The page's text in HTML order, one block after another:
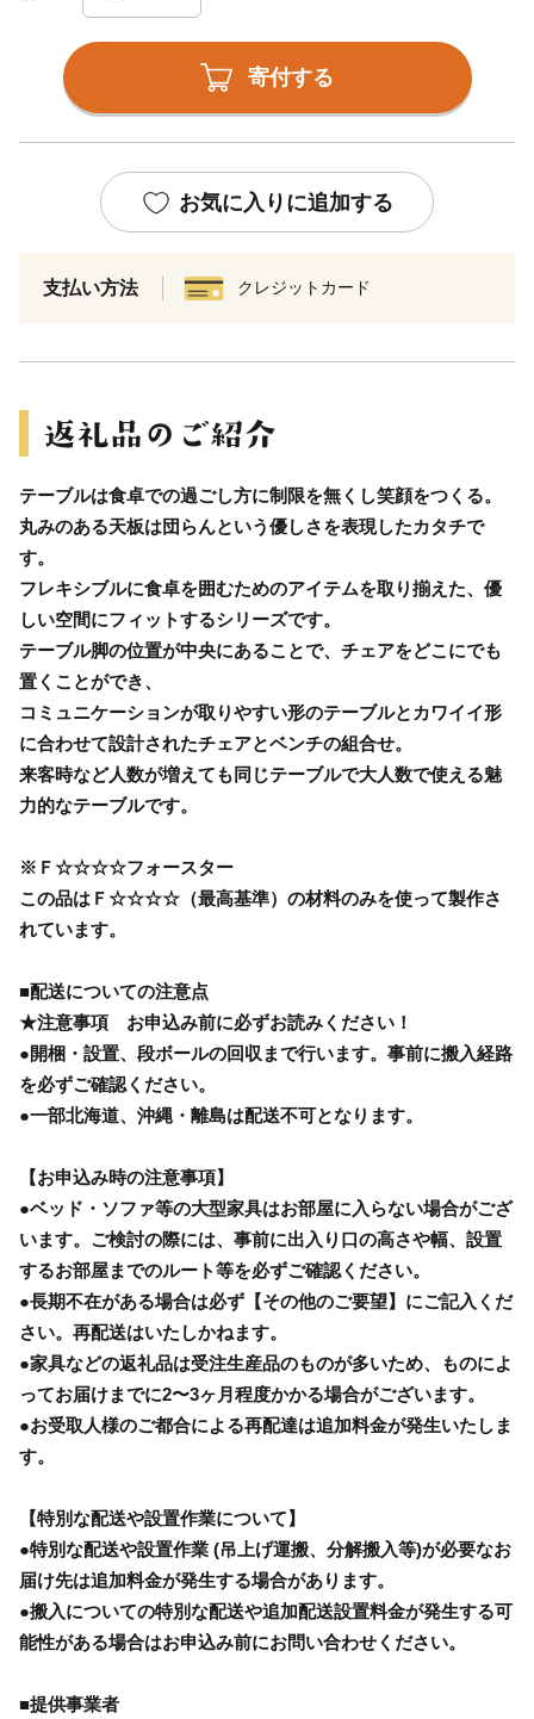
寄付する
お気に入りに追加する
支払い方法 クレジットカード
テーブルは食卓での過ごし方に制限を無くし笑顔をつくる。
丸みのある天板は団らんという優しさを表現したカタチで
す。
フレキシブルに食卓を囲むためのアイテムを取り揃えた、優
しい空間にフィットするシリーズです。
テーブル脚の位置が中央にあることで、チェアをどこにでも
置くことができ、
コミュニケーションが取りやすい形のテーブルとカワイイ形
に合わせて設計されたチェアとベンチの組合せ。
来客時など人数が増えても同じテーブルで大人数で使える魅
力的なテーブルです。
※Ｆ☆☆☆☆フォースター
この品はＦ☆☆☆☆（最高基準）の材料のみを使って製作さ
れています。
■配送についての注意点
★注意事項 お申込み前に必ずお読みください！
●開梱・設置、段ボールの回収まで行います。事前に搬入経路
を必ずご確認ください。
●一部北海道、沖縄・離島は配送不可となります。
【お申込み時の注意事項】
●ベッド・ソファ等の大型家具はお部屋に入らない場合がござ
います。ご検討の際には、事前に出入り口の高さや幅、設置
するお部屋までのルート等を必ずご確認ください。
●長期不在がある場合は必ず【その他のご要望】にご記入くだ
さい。再配送はいたしかねます。
●家具などの返礼品は受注生産品のものが多いため、ものによ
ってお届けまでに2〜3ヶ月程度かかる場合がございます。
●お受取人様のご都合による再配達は追加料金が発生いたしま
す。
【特別な配送や設置作業について】
●特別な配送や設置作業 (吊上げ運搬、分解搬入等)が必要なお
届け先は追加料金が発生する場合があります。
●搬入についての特別な配送や追加配送設置料金が発生する可
能性がある場合はお申込み前にお問い合わせください。
■提供事業者